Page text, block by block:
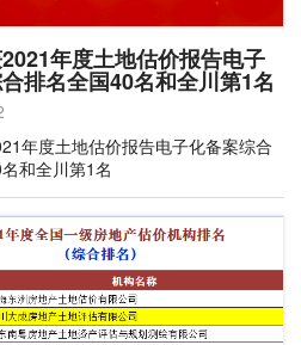
年度土地估价报告电子
排名全国40名和全川第1名
年度土地估价报告电子化备案综合
和全川第1名